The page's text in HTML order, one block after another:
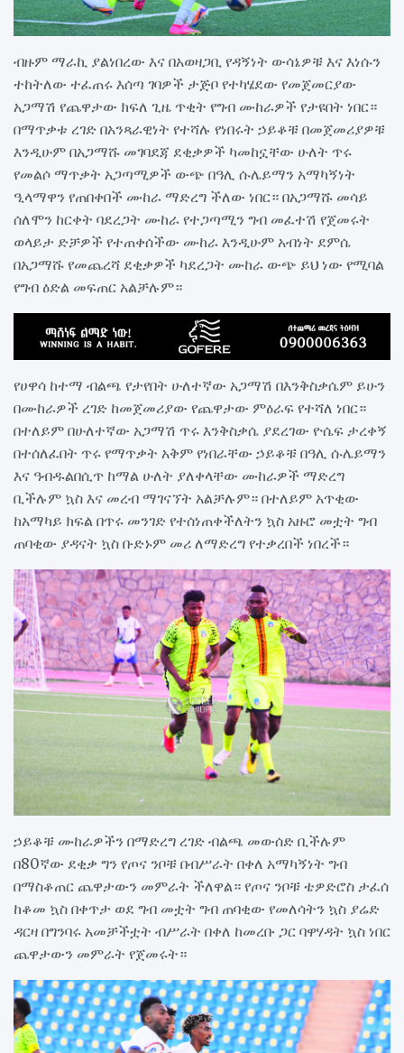
ብዙም ማራኪ ያልነበረው እና በአወዛጋቢ የዳኝነት ውሳኔዎቹ እና እነሱን
ተከትለው ተፈጠሩ እሰጣ ገባዎች ታጅቦ የተካሄደው የመጀመርያው
አጋማሽ የጨዋታው ክፍለ ጊዜ ጥቂት የግብ ሙከራዎች የታዩበት ነበር።
በማጥቃቱ ረገድ በአንጻራዊነት የተሻሉ የነበሩት ኃይቆቹ በመጀመሪያዎቹ
እንዲሁም በአጋማሹ መገባደጃ ደቂቃዎች ካመከኗቸው ሁለት ጥሩ
የመልሶ ማጥቃት አጋጣሚዎች ውጭ በዓሊ ሱሌይማን አማካኝነት
ዒላማዋን የጠበቀበች ሙከራ ማድረግ ችለው ነበር። በአጋማሹ መሳይ
ሰለሞን ከርቀት ባደረጋት ሙከራ የተጋጣሚን ግብ መፈተሽ የጀመሩት
ወላይታ ድቻዎች የተጠቀሰችው ሙከራ እንዲሁም አብነት ደምሴ
በአጋማሹ የመጨረሻ ደቂቃዎች ካደረጋት ሙከራ ውጭ ይህ ነው የሚባል
የግብ ዕድል መፍጠር አልቻሉም።
የሀዋሳ ከተማ ብልጫ የታየበት ሁለተኛው አጋማሽ በእንቅስቃሴም ይሁን
በሙከራዎች ረገድ ከመጀመሪያው የጨዋታው ምዕራፍ የተሻለ ነበር።
በተለይም በሁለተኛው አጋማሽ ጥሩ እንቅስቃሴ ያደረገው ዮሴፍ ታረቀኝ
በተሰለፈበት ጥሩ የማጥቃት አቅም የነበራቸው ኃይቆቹ በዓሊ ሱሌይማን
እና ዓብዱልበሲጥ ከማል ሁለት ያለቀላቸው ሙከራዎች ማድረግ
ቢችሉም ኳስ እና መረብ ማገናኘት አልቻሉም። በተለይም አጥቂው
ከአማካይ ክፍል በጥሩ መንገድ የተሰነጠቀችለትን ኳስ አዙሮ መቷት ግብ
ጠባቂው ያዳናት ኳስ ቡድኑም መሪ ለማድረግ የተቃረበች ነበረች።
ኃይቆቹ ሙከራዎችን በማድረግ ረገድ ብልጫ መውሰድ ቢችሉም
በ80ኛው ደቂቃ ግን የጦና ንቦቹ በብሥራት በቀለ አማካኝነት ግብ
በማስቆጠር ጨዋታውን መምራት ችለዋል። የጦና ንቦቹ ቴዎድሮስ ታፈሰ
ከቆመ ኳስ በቀጥታ ወደ ግብ መቷት ግብ ጠባቂው የመለሳትን ኳስ ያሬድ
ዳርዛ በግንባሩ አመቻችቷት ብሥራት በቀለ ከመረቡ ጋር ባዋሃዳት ኳስ ነበር
ጨዋታውን መምራት የጀመሩት።